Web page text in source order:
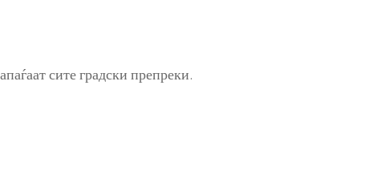
сите градски препреки.